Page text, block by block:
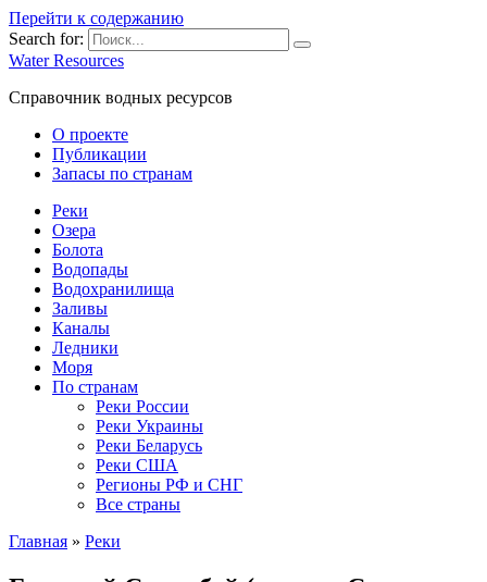
Перейти к содержанию
Search for:
Water Resources
Справочник водных ресурсов
О проекте
Публикации
Запасы по странам
Реки
Озера
Болота
Водопады
Водохранилища
Заливы
Каналы
Ледники
Моря
По странам
Реки России
Реки Украины
Реки Беларусь
Реки США
Регионы РФ и СНГ
Все страны
Главная » Реки